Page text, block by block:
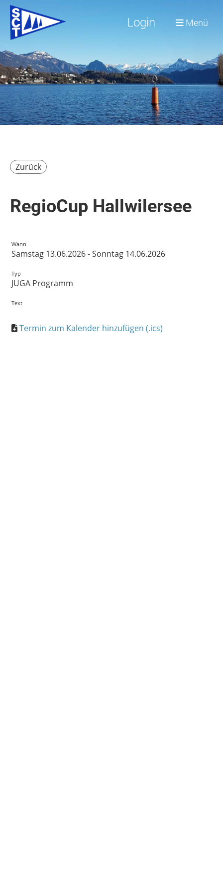
Login Menü
Zurück
RegioCup Hallwilersee
Wann
Samstag 13.06.2026 - Sonntag 14.06.2026
Typ
JUGA Programm
Text
Termin zum Kalender hinzufügen (.ics)